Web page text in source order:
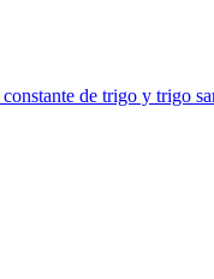
de trigo y trigo